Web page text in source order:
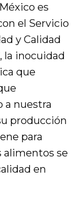
es
el Servicio
y Calidad
la inocuidad
que
a nuestra
producción
para
alimentos se
en